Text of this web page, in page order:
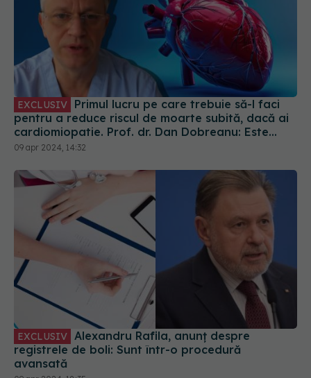
EXCLUSIV
pentru a reduce riscul de moarte subită, dacă ai
cardiomiopatie. Prof. dr. Dan Dobreanu: Este
relativ simplu. Asta trebuie să facă pacientul
09 apr 2024, 14:32
EXCLUSIV
registrele de boli: Sunt într-o procedură
avansată